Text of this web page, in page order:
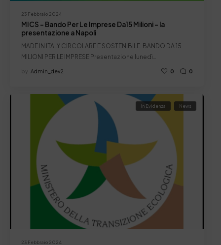
23 Febbraio 2024
MICS – Bando Per Le Imprese Da15 Milioni – la
presentazione a Napoli
MADE IN ITALY CIRCOLARE E SOSTENIBILE: BANDO DA 15
MILIONI PER LE IMPRESE Presentazione lunedì…
by Admin_dev2 0 0
23 Febbraio 2024
In Evidenza News